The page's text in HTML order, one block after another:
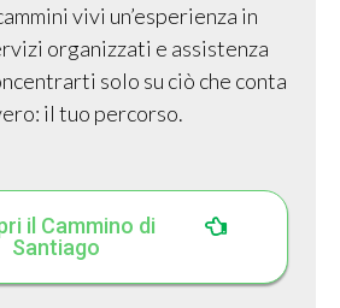
vivi un’esperienza in
organizzati e assistenza
solo su ciò che conta
il tuo percorso.
il Cammino di
Santiago